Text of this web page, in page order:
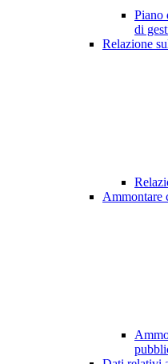
Piano
di
Relazione
Ammontare